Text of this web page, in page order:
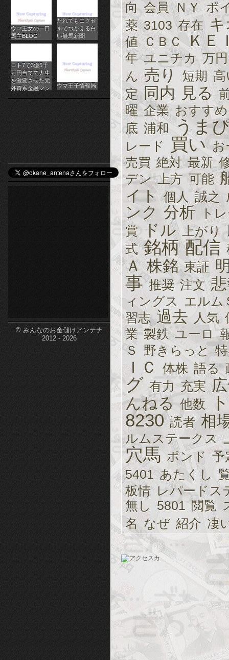
チ
ス
ロ
オ
ン
ラ
イ
ン
カ
ジ
ノ
etc-
ウマ王女の一口
馬主BLOG
だれでもエクセ
ルでつかえる白
い競馬新聞
ロト7で3億5千
万円当てて人生
を激変させた元
外資系金融マン
ウマ王子情報局
© みんなのお金儲けアンテナ
2012 - 2026
向 会員 ＮＹ ポ
薬 3103 存在
値 ＣＢＣ ＫＥ
年 ユニチカ 万円
ん 売り 短期 高
定 同内 見る
曜 企業 おすすめ
底 浦和 うま
レード 買い お
売買 絶対 最新
デン 上方 可能
イト 個人 誠之
ンク 分析
ト
賞
ドル 上がり
式 銘柄 配信
Ａ 株銘 東証
事 推奨 注文
ィングス エルム
習志 過去 人気
業 製鉄 ユーロ
Ｓ
野きらっと
ＩＣ 体株 語る
グ 有力 充実
んねる 他数
8230 読者 相
ルムステークス
穴馬 ポンド 予
5401 あたくし
板情 レパードス
無し
5801 閲覧
名 なぜ 紹介 凄